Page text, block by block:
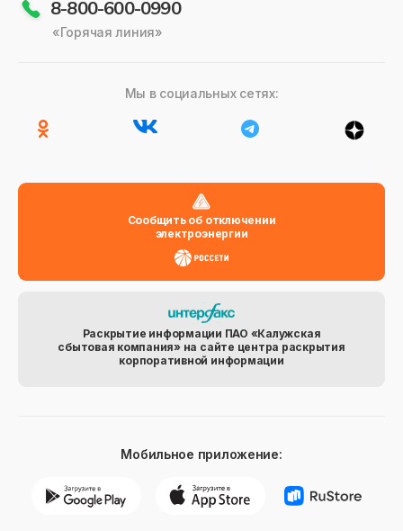
8-800-600-0990
«Горячая линия»
Мы в социальных сетях:
Сообщить об отключении
электроэнергии
Раскрытие информации ПАО «Калужская
сбытовая компания» на сайте центра раскрытия
корпоративной информации
Мобильное приложение: